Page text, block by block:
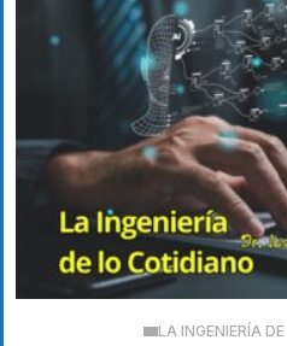
LA INGENIERÍA